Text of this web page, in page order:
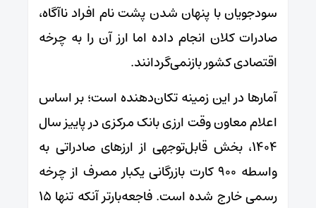
سودجویان با پنهان شدن پشت نام افراد ناآگاه،
صادرات کلان انجام داده اما ارز آن را به چرخه
اقتصادی کشور بازنمی‌گردانند.
آمارها در این زمینه تکان‌دهنده است؛ بر اساس
اعلام معاون وقت ارزی بانک مرکزی در پاییز سال
۱۴۰۴، بخش قابل‌توجهی از ارزهای صادراتی به
واسطه ۹۰۰ کارت بازرگانی یکبار مصرف از چرخه
رسمی خارج شده است. فاجعه‌بارتر آنکه تنها ۱۵